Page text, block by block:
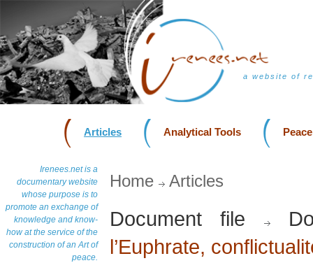
a website of
Articles Analytical Tools
Irenees.net is a
documentary website
whose purpose is to
promote an exchange of
knowledge and know-
how at the service of the
construction of an Art of
peace.
Home Articles
Document file
l’Euphrate,